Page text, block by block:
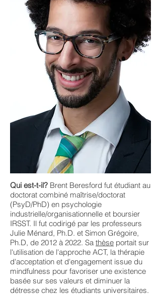
Qui est-t-il? Brent Beresford fut étudiant au
doctorat combiné maîtrise/doctorat
(PsyD/PhD) en psychologie
industrielle/organisationnelle et boursier
IRSST. Il fut codirigé par les professeurs
Julie Ménard, Ph.D. et Simon Grégoire,
Ph.D, de 2012 à 2022. Sa thèse portait sur
l'utilisation de l'approche ACT, la thérapie
d'acceptation et d'engagement issue du
mindfulness pour favoriser une existence
basée sur ses valeurs et diminuer la
détresse chez les étudiants universitaires.